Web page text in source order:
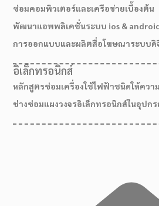
ซ่อมคอมพิวเตอร์และเครือข่ายเบื้องต้น
พัฒนาแอพพลิเคชั่นระบบ ios &
การออกแบบและผลิตสื่อโฆษณาระบบดิ
อิเล็กทรอนิกส์
หลักสูตรซ่อมเครื่องใช้ไฟฟ้าชนิดให้ควา
ช่างซ่อมแผงวงจรอิเล็กทรอนิกส์ในอุปก